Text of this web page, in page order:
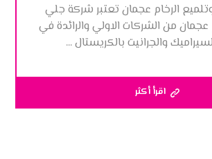
الرخام عجمان تعتبر شركة جلي
عجمان من الشركات الاولي والرائدة في
والجرانيت بالكريستال ...
اقرأ أكثر